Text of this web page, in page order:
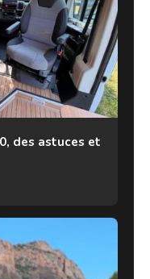
des astuces et